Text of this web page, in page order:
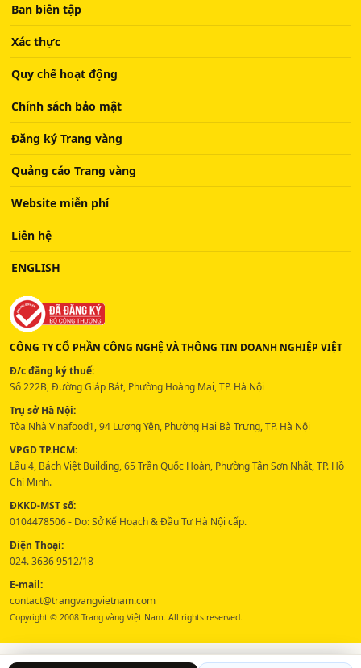
Ban biên tập
Xác thực
Quy chế hoạt động
Chính sách bảo mật
Đăng ký Trang vàng
Quảng cáo Trang vàng
Website miễn phí
Liên hệ
ENGLISH
CÔNG TY CỔ PHẦN CÔNG NGHỆ VÀ THÔNG TIN DOANH NGHIỆP VIỆT
Đ/c đăng ký thuế:
Số 222B, Đường Giáp Bát, Phường Hoàng Mai, TP. Hà Nội
Trụ sở Hà Nội:
Tòa Nhà Vinafood1, 94 Lương Yên, Phường Hai Bà Trưng, TP. Hà Nội
VPGD TP.HCM:
Lầu 4, Bách Việt Building, 65 Trần Quốc Hoàn, Phường Tân Sơn Nhất, TP. Hồ
Chí Minh.
ĐKKD-MST số:
0104478506 - Do: Sở Kế Hoạch & Đầu Tư Hà Nội cấp.
Điện Thoại:
024. 3636 9512/18 -
E-mail:
contact@trangvangvietnam.com
Copyright © 2008 Trang vàng Việt Nam. All rights reserved.